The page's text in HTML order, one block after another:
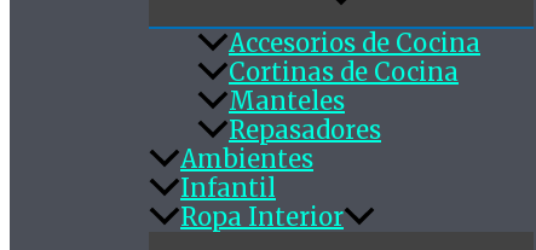
Accesorios de Cocina
Cortinas de Cocina
Manteles
Repasadores
Ambientes
Infantil
Ropa Interior